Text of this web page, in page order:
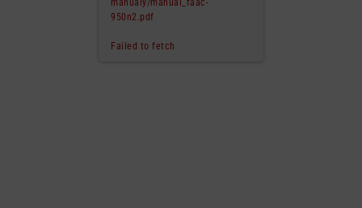
manualy/manual_faac-
950n2.pdf
Failed to fetch